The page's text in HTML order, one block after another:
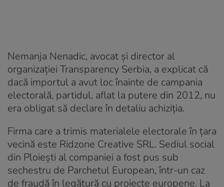
Nemanja Nenadic, avocat și director al
organizației Transparency Serbia, a explicat că
dacă importul a avut loc înainte de campania
electorală, partidul, aflat la putere din 2012, nu
era obligat să declare în detaliu achiziția.
Firma care a trimis materialele electorale în țara
vecină este Ridzone Creative SRL. Sediul social
din Ploiești al companiei a fost pus sub
sechestru de Parchetul European, într-un caz
de fraudă în legătură cu proiecte europene. La